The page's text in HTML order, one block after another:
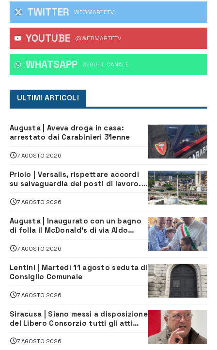
TWITTER WEBMARTETV
YOUTUBE @WEBMARTETV
WHATSAPP ‎SEGUI IL CANALE
ULTIMI ARTICOLI
Augusta | Aveva droga in casa:
arrestato dai Carabinieri 31enne
7 AGOSTO 2026
Priolo | Versalis, rispettare accordi
su salvaguardia dei posti di lavoro. Il
7 AGOSTO 2026
Augusta | Inaugurato con un bagno
di folla il McDonald’s di via Aldo
7 AGOSTO 2026
Lentini | Martedì 11 agosto seduta di
Consiglio Comunale
7 AGOSTO 2026
Siracusa | Siano messi a disposizione
del Libero Consorzio tutti gli atti
7 AGOSTO 2026